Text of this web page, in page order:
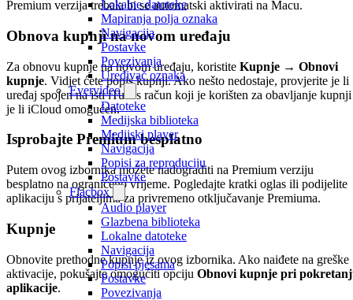
Lokalne datoteke
Mapiranja polja oznaka
Navigacija
Postavke
Povezivanja
Uređivač oznaka
Evervideo
Datoteke
Medijska biblioteka
Medijski player
Navigacija
Popisi za reproduciju
Postavke
Flacbox
Audio player
Glazbena biblioteka
Lokalne datoteke
Navigacija
Popisi pjesama
Postavke
Povezivanja
Premium verzija trebala bi se automatski aktivirati na Macu.
Obnova kupnji na novom uređaju
Za obnovu kupnje na novom uređaju, koristite Kupnje → Obnovi
kupnje. Vidjet ćete popis kupnji. Ako nešto nedostaje, provjerite je li
uređaj spojen na isti iTunes račun koji je korišten za obavljanje
je li iCloud omogućen.
Isprobajte Premium besplatno
Putem ovog izbornika možete nadograditi na Premium verziju
besplatno na ograničeno vrijeme. Pogledajte kratki oglas ili podijelite
aplikaciju s prijateljima za privremeno otključavanje Premiuma.
Kupnje
Obnovite prethodne kupnje iz ovog izbornika. Ako naiđete na greške
aktivacije, pokušajte omogućiti opciju Obnovi kupnje pri
aplikacije.